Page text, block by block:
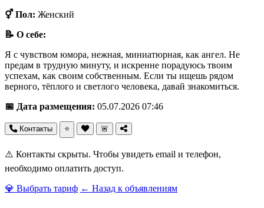
⚥ Пол: Женский
📝 О себе:
Я с чувством юмора, нежная, миниатюрная, как ангел. Не
предам в трудную минуту, и искренне порадуюсь твоим
успехам, как своим собственным. Если ты ищешь рядом
верного, тёплого и светлого человека, давай знакомиться.
📅 Дата размещения: 05.07.2026 07:46
Контакты ⭐ 🚨
⚠️ Контакты скрыты. Чтобы увидеть email и телефон,
необходимо оплатить доступ.
💎 Выбрать тариф ← Назад к объявлениям